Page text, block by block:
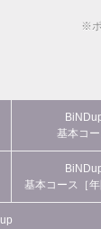
※ポ
基本コ
基本コース［年